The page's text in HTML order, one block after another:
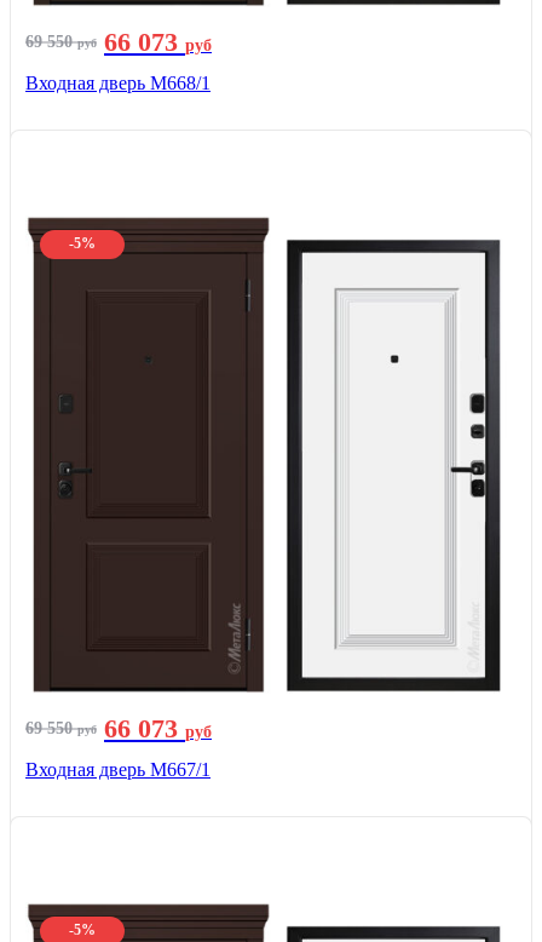
69 550руб 66 073 руб
Входная дверь М668/1
-5%
69 550руб 66 073 руб
Входная дверь М667/1
-5%